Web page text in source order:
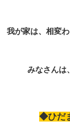
我が家は、相変
みなさんは
◆ひだ